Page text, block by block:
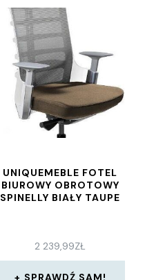
UNIQUEMEBLE FOTEL
BIUROWY OBROTOWY
SPINELLY BIAŁY TAUPE
2 239,99ZŁ
SPRAWDŹ SAM!